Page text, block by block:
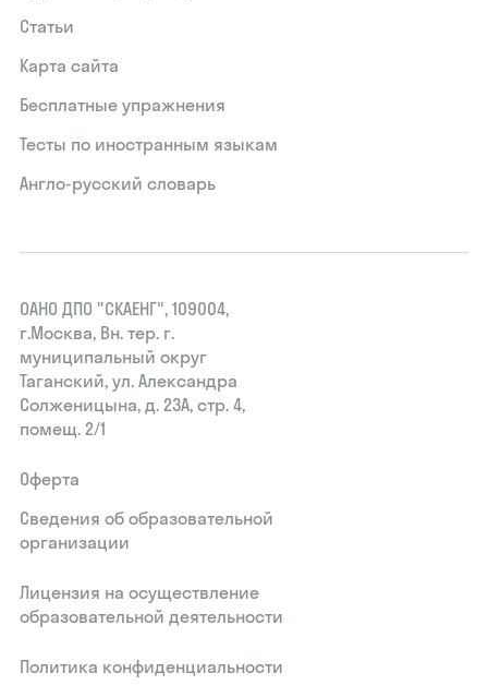
Статьи
Карта сайта
Бесплатные упражнения
Тесты по иностранным языкам
Англо-русский словарь
ОАНО ДПО "СКАЕНГ", 109004,
г.Москва, Вн. тер. г.
муниципальный округ
Таганский, ул. Александра
Солженицына, д. 23А, стр. 4,
помещ. 2/1
Оферта
Сведения об образовательной
организации
Лицензия на осуществление
образовательной деятельности
Политика конфиденциальности